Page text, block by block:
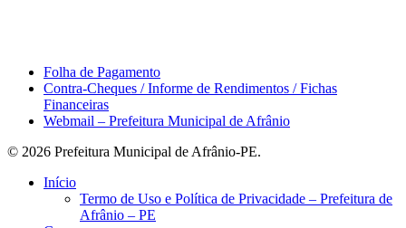
Folha de Pagamento
Contra-Cheques / Informe de Rendimentos / Fichas
Financeiras
Webmail – Prefeitura Municipal de Afrânio
© 2026 Prefeitura Municipal de Afrânio-PE.
Close
Início
Termo de Uso e Política de Privacidade – Prefeitura de
Afrânio – PE